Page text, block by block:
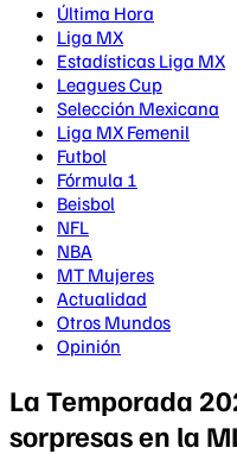
Última Hora
Liga MX
Estadísticas Liga MX
Leagues Cup
Selección Mexicana
Liga MX Femenil
Futbol
Fórmula 1
Beisbol
NFL
NBA
MT Mujeres
Actualidad
Otros Mundos
Opinión
La Temporada
sorpresas en la